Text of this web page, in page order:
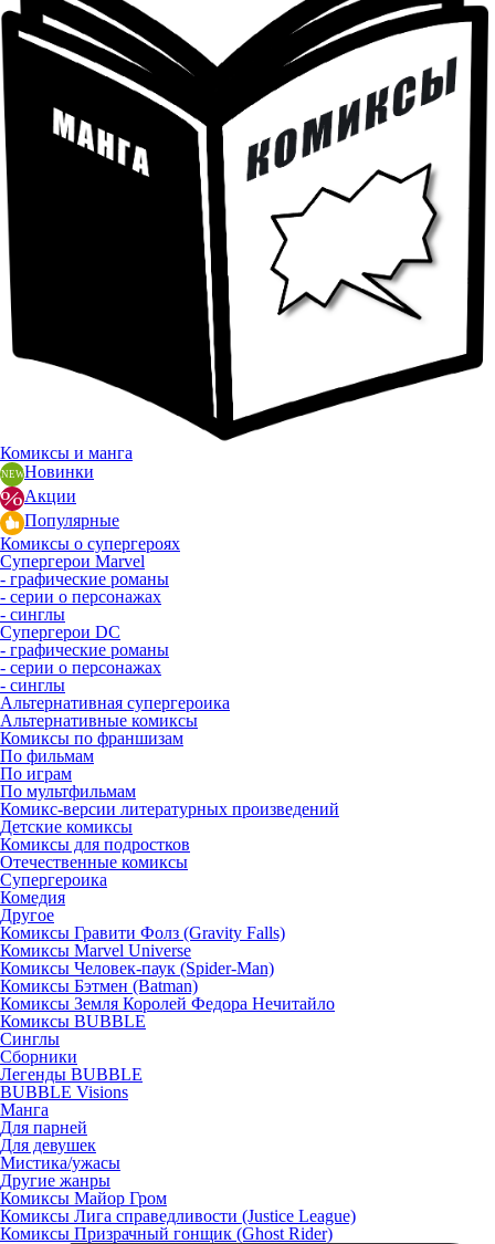
Комиксы и манга
Новинки
Акции
Популярные
Комиксы о супергероях
Супергерои Marvel
- графические романы
- серии о персонажах
- синглы
Супергерои DC
- графические романы
- серии о персонажах
- синглы
Альтернативная супергероика
Альтернативные комиксы
Комиксы по франшизам
По фильмам
По играм
По мультфильмам
Комикс-версии литературных произведений
Детские комиксы
Комиксы для подростков
Отечественные комиксы
Супергероика
Комедия
Другое
Комиксы Гравити Фолз (Gravity Falls)
Комиксы Marvel Universe
Комиксы Человек-паук (Spider-Man)
Комиксы Бэтмен (Batman)
Комиксы Земля Королей Федора Нечитайло
Комиксы BUBBLE
Синглы
Сборники
Легенды BUBBLE
BUBBLE Visions
Манга
Для парней
Для девушек
Мистика/ужасы
Другие жанры
Комиксы Майор Гром
Комиксы Лига справедливости (Justice League)
Комиксы Призрачный гонщик (Ghost Rider)